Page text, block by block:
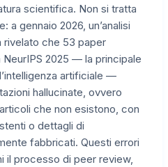
scientifica. Non si tratta
a gennaio 2026, un’analisi
rivelato che 53 paper
2025 — la principale
artificiale —
hallucinate, ovvero
che non esistono, con
o dettagli di
fabbricati. Questi errori
il processo di peer review,